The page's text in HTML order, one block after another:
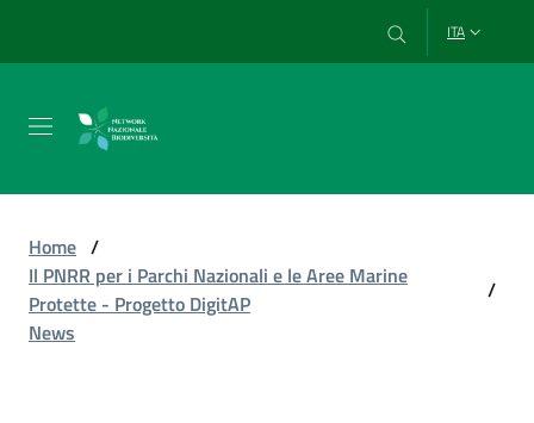
ITA
Chi
Esplora
e
Home /
Il PNRR per i Parchi Nazionali e le Aree Marine
Protette - Progetto DigitAP
/
News